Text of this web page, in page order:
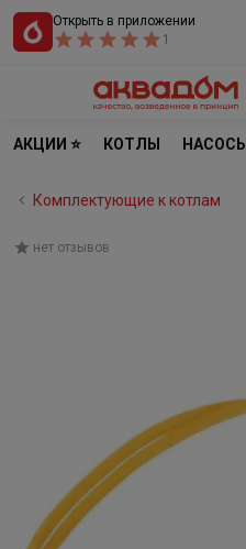
Открыть в приложении
1
АКЦИИ ⭐ КОТЛЫ НАСОСЫ
Комплектующие к котлам
нет отзывов